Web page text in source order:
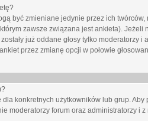
być zmieniane jedynie przez ich
zawsze związana jest ankieta).
już oddane głosy tylko
przez zmianę opcji w połowie
konkretnych użytkowników lub grup.
moderatorzy forum oraz administratorzy i